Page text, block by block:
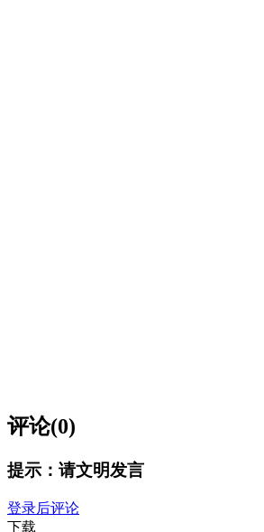
评论(0)
提示：请文明发言
登录后评论
下载